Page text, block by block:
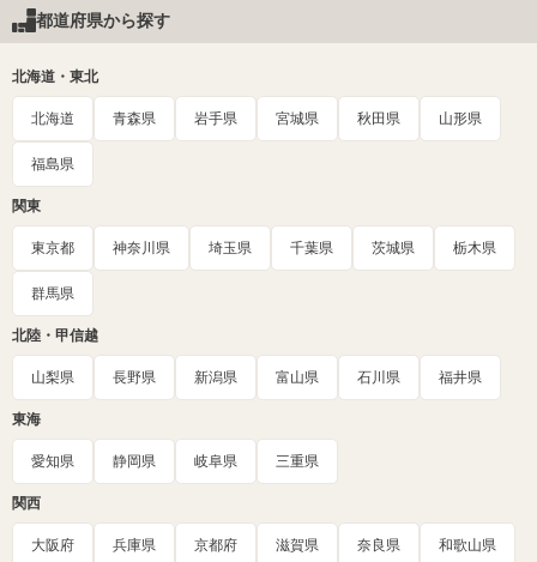
都道府県から探す
北海道・東北
北海道 青森県 岩手県 宮城県 秋田県 山形県
福島県
関東
東京都 神奈川県 埼玉県 千葉県 茨城県 栃木県
群馬県
北陸・甲信越
山梨県 長野県 新潟県 富山県 石川県 福井県
東海
愛知県 静岡県 岐阜県 三重県
関西
大阪府 兵庫県 京都府 滋賀県 奈良県 和歌山県